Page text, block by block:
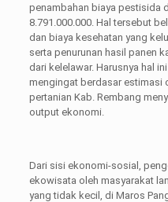
penambahan biaya pestisida
8.791.000.000. Hal tersebut
dan biaya kesehatan yang
serta penurunan hasil panen
dari kelelawar. Harusnya hal
mengingat berdasar estimasi
pertanian Kab. Rembang
output ekonomi.
Dari sisi ekonomi-sosial,
ekowisata oleh masyarakat
yang tidak kecil, di Maros